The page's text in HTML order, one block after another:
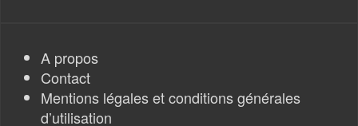
A propos
Contact
Mentions légales et conditions générales
d’utilisation